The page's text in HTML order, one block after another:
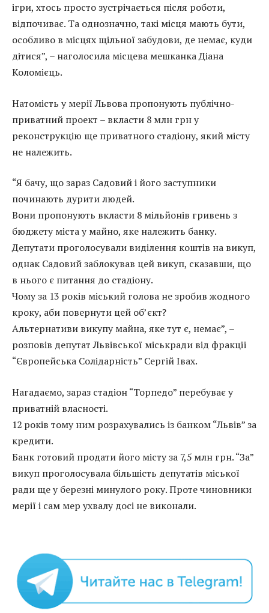
ігри, хтось просто зустрічається після роботи,
відпочиває. Та однозначно, такі місця мають бути,
особливо в місцях щільної забудови, де немає, куди
дітися”, – наголосила місцева мешканка Діана
Коломієць.
Натомість у мерії Львова пропонують публічно-
приватний проект – вкласти 8 млн грн у
реконструкцію ще приватного стадіону, який місту
не належить.
“Я бачу, що зараз Садовий і його заступники
починають дурити людей.
Вони пропонують вкласти 8 мільйонів гривень з
бюджету міста у майно, яке належить банку.
Депутати проголосували виділення коштів на викуп,
однак Садовий заблокував цей викуп, сказавши, що
в нього є питання до стадіону.
Чому за 13 років міський голова не зробив жодного
кроку, аби повернути цей об’єкт?
Альтернативи викупу майна, яке тут є, немає”, –
розповів депутат Львівської міськради від фракції
“Європейська Солідарність” Сергій Івах.
Нагадаємо, зараз стадіон “Торпедо” перебуває у
приватній власності.
12 років тому ним розрахувались із банком “Львів” за
кредити.
Банк готовий продати його місту за 7,5 млн грн. “За”
викуп проголосувала більшість депутатів міської
ради ще у березні минулого року. Проте чиновники
мерії і сам мер ухвалу досі не виконали.